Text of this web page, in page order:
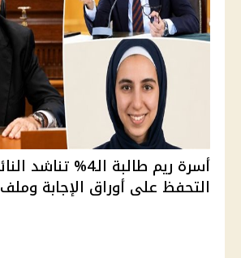
أسرة ريم طالبة الـ4%
التحفظ على أوراق الإجابة